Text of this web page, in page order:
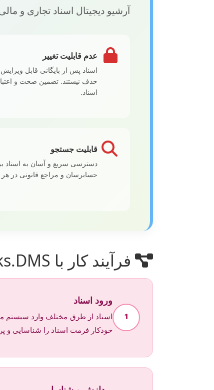
آرشیو دیجیتال اسناد تجاری و
عدم قابلیت تغییر
اسناد پس از بایگانی قابل ویرایش
حذف نیستند. تضمین صحت و
اسناد.
قابلیت جستجو
دسترسی سریع و آسان به اسناد
حسابرسان و مراجع قانونی در
فرآیند کار با cks.DMS
1
ورود اسناد
خودکار فرمت اسناد را شناسایی و